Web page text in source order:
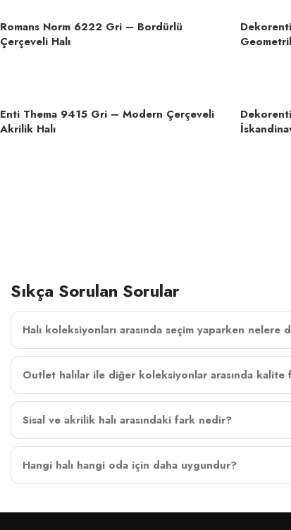
Romans Norm 6222 Gri – Bordürlü
Çerçeveli Halı
Enti Thema 9415 Gri – Modern Çerçeveli
Akrilik Halı
Sıkça Sorulan Sorular
Halı koleksiyonları arasında seçim yaparken nelere
Outlet halılar ile diğer koleksiyonlar arasında kalite
Sisal ve akrilik halı arasındaki fark nedir?
Hangi halı hangi oda için daha uygundur?